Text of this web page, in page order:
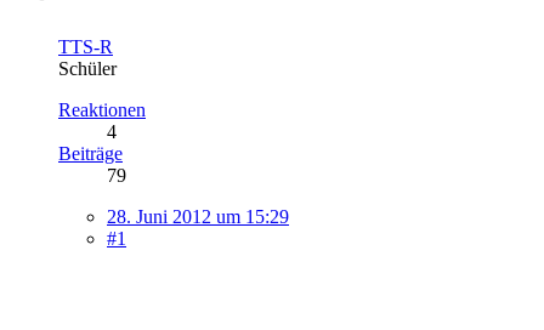
TTS-R
Schüler
Reaktionen
4
Beiträge
79
28. Juni 2012 um 15:29
#1